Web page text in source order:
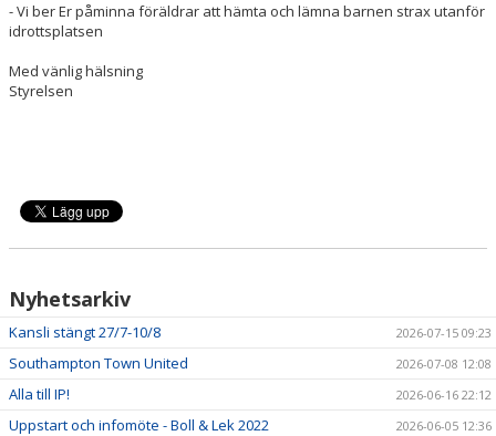
- Vi ber Er påminna föräldrar att hämta och lämna barnen strax utanför
idrottsplatsen
Med vänlig hälsning
Styrelsen
Nyhetsarkiv
Kansli stängt 27/7-10/8 2026-07-15 09:23
Southampton Town United 2026-07-08 12:08
Alla till IP! 2026-06-16 22:12
Uppstart och infomöte - Boll & Lek 2022 2026-06-05 12:36